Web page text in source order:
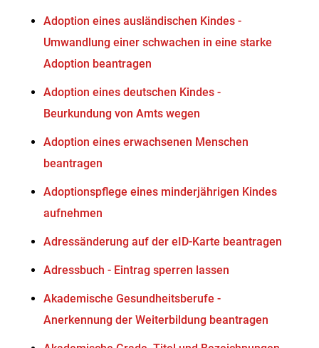
Adoption eines ausländischen Kindes -
Umwandlung einer schwachen in eine starke
Adoption beantragen
Adoption eines deutschen Kindes -
Beurkundung von Amts wegen
Adoption eines erwachsenen Menschen
beantragen
Adoptionspflege eines minderjährigen Kindes
aufnehmen
Adressänderung auf der eID-Karte beantragen
Adressbuch - Eintrag sperren lassen
Akademische Gesundheitsberufe -
Anerkennung der Weiterbildung beantragen